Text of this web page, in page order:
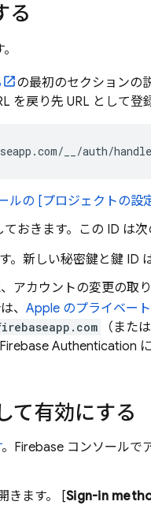
る
の最初のセクションの
を戻り先 URL として登
__/auth/
ルの [プロジェクトの設
おきます。この ID は
。新しい秘密鍵と鍵 ID
アカウントの変更の取
、 Apple のプライベー
（また
Firebase Authentication
て有効にする
。 Firebase コンソールで
きます。 [Sign-in